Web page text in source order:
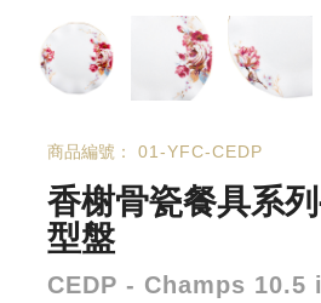
商品編號： 01-YFC-CEDP
香榭骨瓷餐具系
型盤
CEDP - Champs